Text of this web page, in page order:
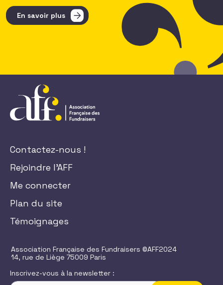
En savoir plus
Contactez-nous !
Rejoindre l'AFF
Me connecter
Plan du site
Témoignages
Association Française des Fundraisers ©AFF2024
14, rue de Liège 75009 Paris
Inscrivez-vous à la newsletter :